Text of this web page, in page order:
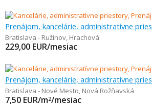
Prenájom, kancelárie, administratívne
Bratislava - Ružinov, Hrachová
229,00 EUR/mesiac
Prenájom, kancelárie, administratívne
Bratislava - Nové Mesto, Nová Rožňavská
7,50 EUR/m2/mesiac